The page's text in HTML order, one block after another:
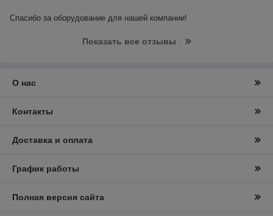
Спасибо за оборудование для нашей компании!
Показать все отзывы
О нас
Контакты
Доставка и оплата
График работы
Полная версия сайта